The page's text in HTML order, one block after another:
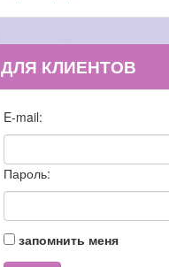
ДЛЯ КЛИЕНТОВ
E-mail:
Пароль:
запомнить меня